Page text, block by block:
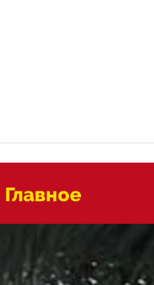
Главное